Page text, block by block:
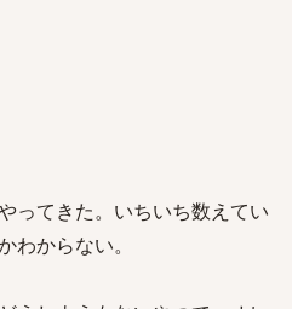
ってきた。いちいち数えてい
わからない。